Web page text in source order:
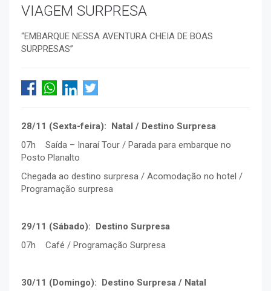
VIAGEM SURPRESA
“EMBARQUE NESSA AVENTURA CHEIA DE BOAS
SURPRESAS”
28/11 (Sexta-feira): Natal / Destino Surpresa
07h Saída – Inaraí Tour / Parada para embarque no
Posto Planalto
Chegada ao destino surpresa / Acomodação no hotel /
Programação surpresa
29/11 (Sábado): Destino Surpresa
07h Café / Programação Surpresa
30/11 (Domingo): Destino Surpresa / Natal